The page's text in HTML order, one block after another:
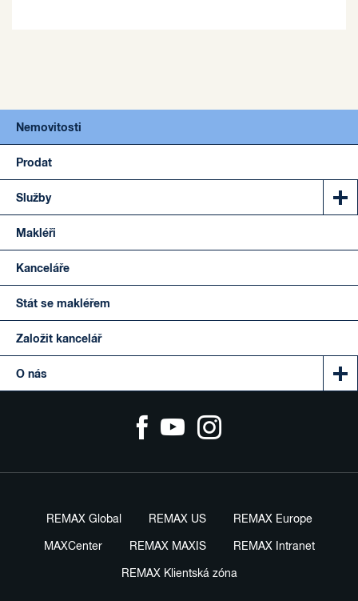
Nemovitosti
Prodat
Služby
Makléři
Kanceláře
Stát se makléřem
Založit kancelář
O nás
REMAX Global REMAX US REMAX Europe
MAXCenter REMAX MAXIS REMAX Intranet
REMAX Klientská zóna